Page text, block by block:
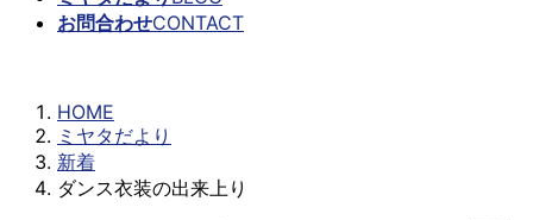
お問合わせCONTACT
HOME
ミヤタだより
新着
ダンス衣装の出来上り